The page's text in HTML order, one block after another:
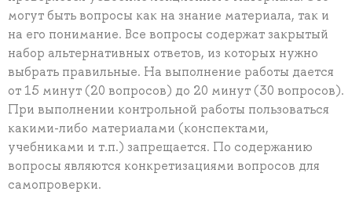
могут быть вопросы как на знание материала, так и
на его понимание. Все вопросы содержат закрытый
набор альтернативных ответов, из которых нужно
выбрать правильные. На выполнение работы дается
от 15 минут (20 вопросов) до 20 минут (30 вопросов).
При выполнении контрольной работы пользоваться
какими-либо материалами (конспектами,
учебниками и т.п.) запрещается. По содержанию
вопросы являются конкретизациями вопросов для
самопроверки.